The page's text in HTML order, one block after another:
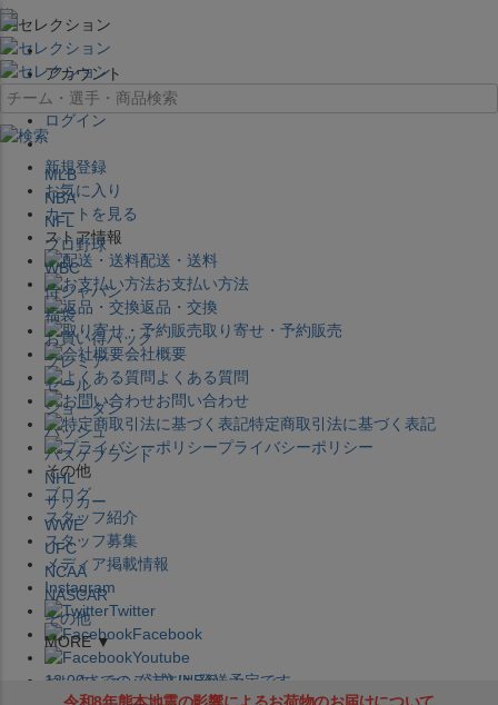
×
アカウント
ログイン
新規登録
お気に入り
カートを見る
ストア情報
配送・送料
お支払い方法
返品・交換
取り寄せ・予約販売
会社概要
よくある質問
お問い合わせ
特定商取引法に基づく表記
プライバシーポリシー
その他
ブログ
スタッフ紹介
スタッフ募集
メディア掲載情報
Instagram
Twitter
Facebook
Youtube
セレクション公式LINE@
MLB
NBA
NFL
プロ野球
WBC
侍ジャパン
福袋
お買い得パック
プレミア
セール
ジョーダン
バッシュ
バスケブランド
NHL
サッカー
WWE
UFC
NCAA
NASCAR
その他
MORE ▼
12:00までのご注文は発送予定です。